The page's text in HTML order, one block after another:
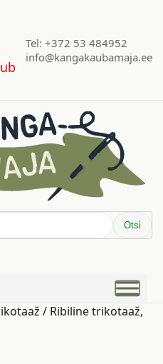
Tel: +372 53 484952
info@kangakaubamaja.ee
Otsi
/ Ribiline trikotaaž,